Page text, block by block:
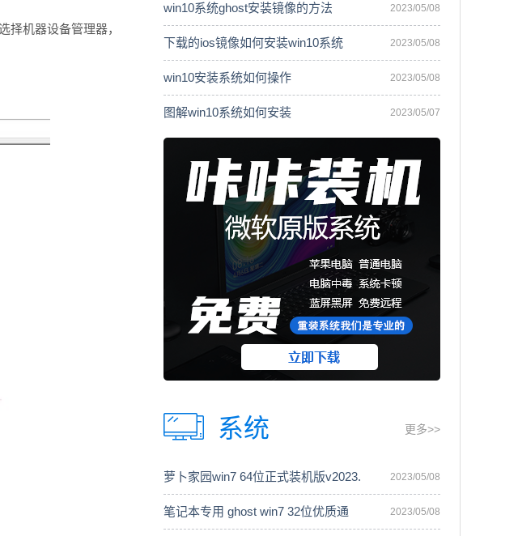
择机器设备管理器，
win10系统ghost安装镜像的方法 2023/05/08
下载的ios镜像如何安装win10系统 2023/05/08
win10安装系统如何操作 2023/05/08
图解win10系统如何安装 2023/05/07
系统 更多>>
萝卜家园win7 64位正式装机版v2023. 2023/05/08
笔记本专用 ghost win7 32位优质通 2023/05/08